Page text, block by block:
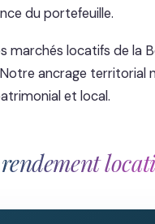
du portefeuille.
marchés locatifs de la
ancrage territorial
et local.
rendement